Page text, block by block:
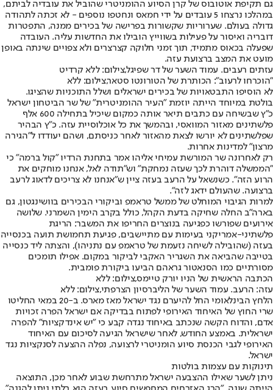
גם תקיפת אוטובוס של קרן הסיוע ההומניטרי שהוביל את עובדיה לביתם,
במהלכו נרצחו 5 עובדים על ידי חמאס ונחטפו נוספים - לא זכתה לתהודה
גדולה בעולם. שערוריות שקשורות בפרישה של בכירים ממנה, התפטרות
דובריה ואיסור על פעילות בשווייץ הובילו את החדשות עליה. העובדה
שפעלה בכאוס מתמיד, תוך זמני חלוקה קצרצרים ולא צפויים שינתה באופן
מועט את המצב ברצועת עזה.
עזתים רעבים. עמוד השער של דר שפיגל,צילום: ללא קרדיט
"הוכרחו לרעוב": הכותרת של הטורונטו סטאר,צילום: ללא
לא הוסיפו התבטאויות של בכירים ישראלים ושלל התוכניות שהציגו.
בולטת במיוחד הייתה יוזמת "העיר ההומניטרית" של שר הביטחון ישראל
כ"ץ שבשיחה עם כתבים תיאר אותה כמקום שיכיל בתחילה 600 אלף
פלשתינים מאזור המוואסי, ובהמשך את כל אוכלוסיית עזה. כ"ץ הבהיר
שפלשתינים לא יורשו לצאת מהאזור לאחר כניסתם, ושהם יעודדו ל"הגירה
מרצון" למדינות אחרות.
רק לאחרונה שר המורשת עמיחי אליהו אמר בתחנת הרדיו "קול ברמה" כי
"הממשלה דוהרת לכך שעזה נמחקת" וש"תודה לאל, אנחנו מוחקים את
הרוע הזה". כשנשאל על הרעב בעזה ציין ש"אנחנו לא צריכים לדאוג לרעב
ברצועה. שהעולם ידאג לזה".
למרות הגיבוי המוחלט של ממשל טראמפ וביקורי הבכירים בוושינגטון, גם
בארה"ב החלה שחיקה בדעת הקהל, כולל בקרב הימין השמרני. שלושה
אירועים שפורשו כפגיעה בנוצרים החריפו את המשבר: הריגת
פלשתיני-אמריקני בעימות עם מתיישבים, פגיעת תחמושת תועה בכנסייה
בעזה (שהובילה לשיחה נזעמת של טראמפ עם נתניהו), והצתה ליד כנסייה
בטייבה שהביאה את השגריר האקבי לביקור במקום. אפילו תומכים
מסורתיים כמו הסנאטור גראהם הביעו ביקורת פומבית.
הכתבה הראשית של הניו יורק טיימס,צילום: ללא
עזה: הרעב. עמוד השער של הליברסיון הצרפתי,צילום: ללא
הלחץ הבינלאומי החל להיערם נגד ישראל מאז מארס. ב-20 במאי החליטו
שרי החוץ של האיחוד האירופי לפתוח בבדיקה אם ישראל הפרה זכויות
אדם, והדוח הקשה שנכתב באיחוד נגדה קבע כי "יש אינדקציות" להפרה
ישראלית. באמצע החודש, לאחר שישראל הגיעה לסיכום עם האיחוד
האירופי לגבי הכנסת סיוע הומניטרי לרצועה, נפלה ההצעה לסנקציות נגד
ישראל.
תינוקות עם עצמות בולטות
ניתן לשער שאילו ההצבעה ישראל מתרחשת שבוע לאחר מכן, התוצאה